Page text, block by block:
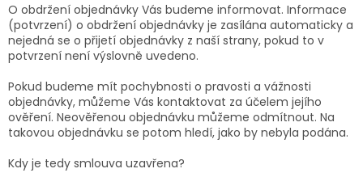
O obdržení objednávky Vás budeme informovat. Informace
(potvrzení) o obdržení objednávky je zasílána automaticky a
nejedná se o přijetí objednávky z naší strany, pokud to v
potvrzení není výslovně uvedeno.
Pokud budeme mít pochybnosti o pravosti a vážnosti
objednávky, můžeme Vás kontaktovat za účelem jejího
ověření. Neověřenou objednávku můžeme odmítnout. Na
takovou objednávku se potom hledí, jako by nebyla podána.
Kdy je tedy smlouva uzavřena?